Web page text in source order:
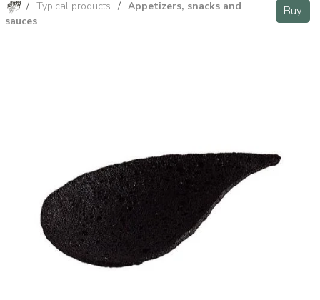
/ Typical products / Appetizers, snacks and
sauces
Buy
Black teardrop wafer, cuttlefish flavor - 60 pieces Buy